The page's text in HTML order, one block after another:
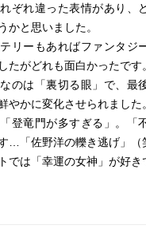
ぞれ違った表情があり、
かと思いました。
リーもあればファンタジ
たがどれも面白かったです。
のは「裏切る眼」で、最
やかに変化させられました。
登竜門が多すぎる」。「
…「佐野洋の轢き逃げ」（
では「幸運の女神」が好き